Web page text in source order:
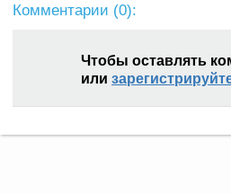
Комментарии (0):
Чтобы оставлять
или